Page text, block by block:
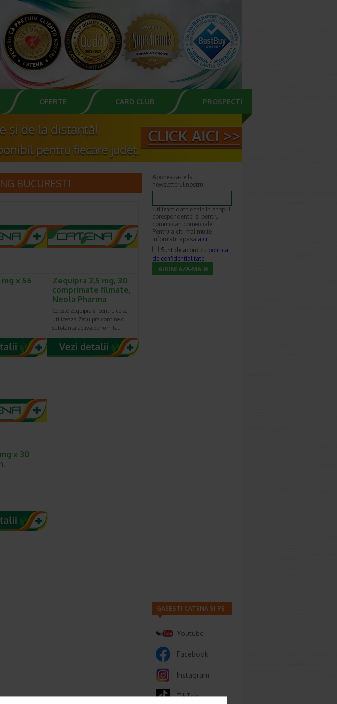
OFERTE CARD CLUB PROSPECTE
BUCURESTI
mg x 56
Zequipra 2,5 mg, 30
comprimate filmate,
Neola Pharma
Ce este Zequipra si pentru ce se
utilizeaza Zequipra contine o
substanta activa denumita…
x 30
Aboneaza-te la
newsletterul nostru
Utilizam datele tale in scopul
corespondentei si pentru
comunicari comerciale.
Pentru a citi mai multe
informatii apasa aici.
Sunt de acord cu politica
de confidentialitate
GASESTI CATENA SI PE
Youtube
Facebook
Instagram
TikTok